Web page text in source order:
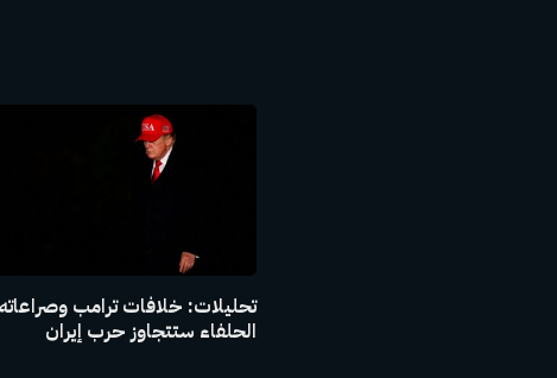
تحليلات: خلافات ترامب
الحلفاء ستتجاوز حرب إيران